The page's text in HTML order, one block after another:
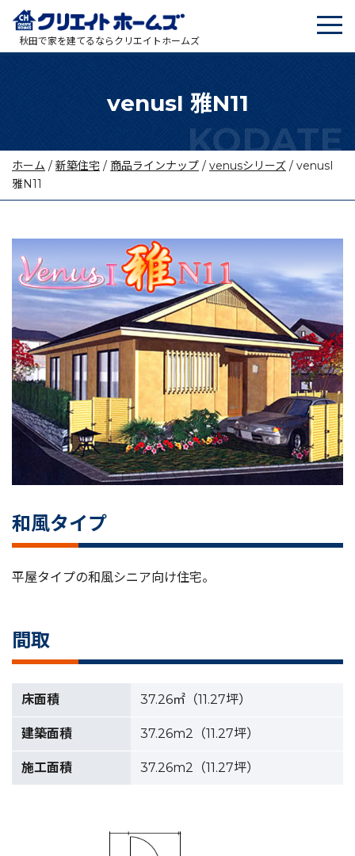
メインナビゲーション
秋田で家を建てるならクリエイトホームズ
venusI 雅N11
ホーム / 新築住宅 / 商品ラインナップ / venusシリーズ / venusI
雅N11
和風タイプ
平屋タイプの和風シニア向け住宅。
間取
床面積 37.26㎡（11.27坪）
建築面積 37.26m2（11.27坪）
施工面積 37.26m2（11.27坪）